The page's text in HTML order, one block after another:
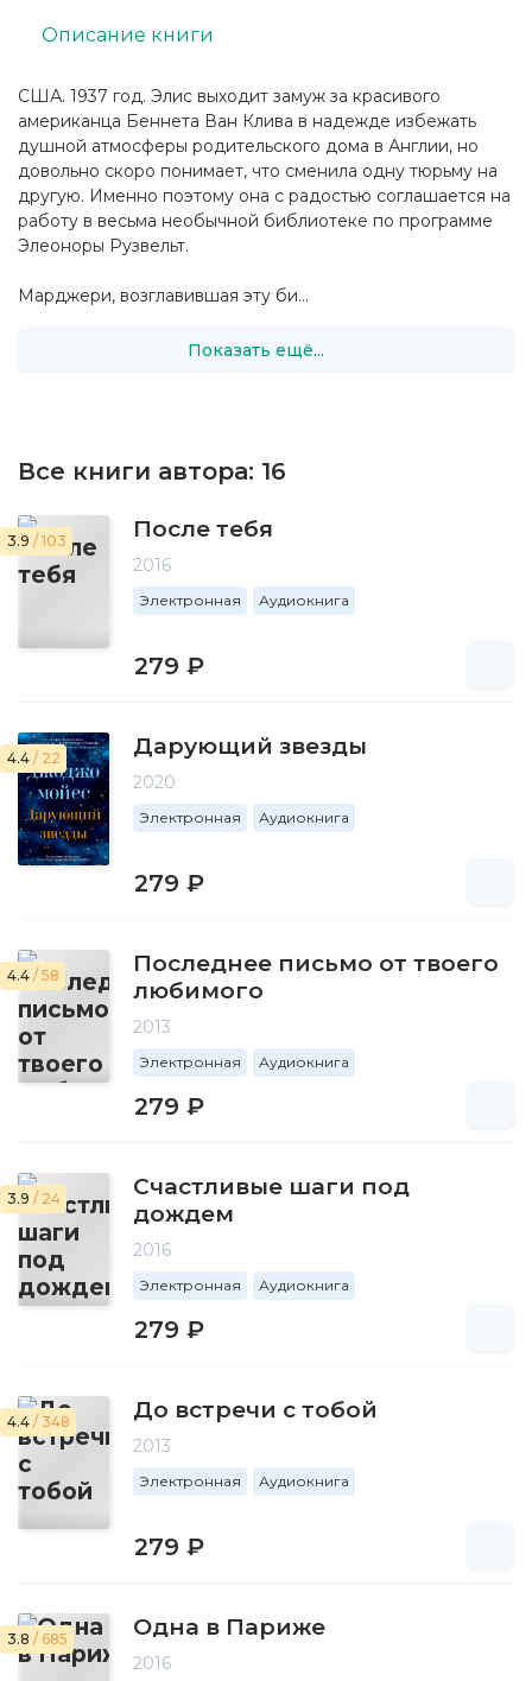
США. 1937 год. Элис выходит замуж за красивого
американца Беннета Ван Клива в надежде избежать
душной атмосферы родительского дома в Англии, но
довольно скоро понимает, что сменила одну тюрьму на
другую. Именно поэтому она с радостью соглашается на
работу в весьма необычной библиотеке по программе
Элеоноры Рузвельт.
Марджери, возглавившая эту би...
Показать ещё...
Описание книги
Все книги автора: 16
3.9 / 103 После тебя
2016
Электронная Аудиокнига
279 ₽
4.4 / 22 Дарующий звезды
2020
Электронная Аудиокнига
279 ₽
4.4 / 58
Последнее письмо от твоего
любимого
2013
Электронная Аудиокнига
279 ₽
3.9 / 24
Счастливые шаги под
дождем
2016
Электронная Аудиокнига
279 ₽
4.4 / 348 До встречи с тобой
2013
Электронная Аудиокнига
279 ₽
3.8 / 685 Одна в Париже
2016